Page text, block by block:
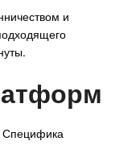
и
Специфика